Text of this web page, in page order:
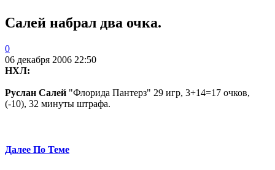
Салей набрал два очка.
0
06 декабря 2006 22:50
НХЛ:
Руслан Салей "Флорида Пантерз" 29 игр, 3+14=17 очков,
(-10), 32 минуты штрафа.
Далее По Теме